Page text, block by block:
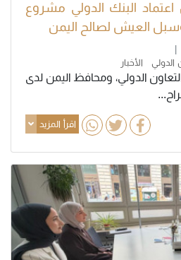
البنك الدولي مشروع
وسبل العيش لصالح اليمن
الدولي
الأخبار
الدولي، ومحافظ اليمن لدى
اقرأ المزيد